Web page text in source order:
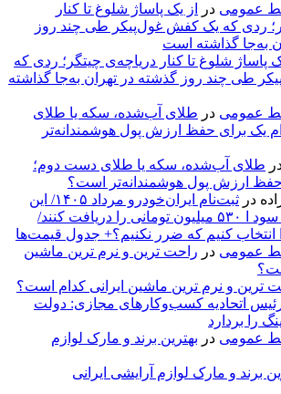
عمومی در
از یک پاساژ شلوغ تا کنار
ردی که یک کفش غول‌پیکر طی چند روز
به‌جا گذاشته است
پاساژ شلوغ تا کنار دریاچه‌ی چیتگر؛ ردی که
طی چند روز گذشته در تهران به‌جا گذاشته
عمومی در طلای آب‌شده، سکه یا طلای
یک برای حفظ ارزش پول هوشمندانه‌تر
طلای آب‌شده، سکه یا طلای دست دوم؛
حفظ ارزش پول هوشمندانه‌تر است؟
در
ثبت‌نام ایران‌خودرو مرداد ۱۴۰۵/ این
افراد می‌توانند سود ا ۵۳۰ میلیون تومانی را دریافت کنند/
انتخاب کنیم که ضرر نکنیم؟+ جدول قیمت‌ها
عمومی در راحت ترین و نرم ترین ماشین
ترین و نرم ترین ماشین ایرانی کدام است؟
ٰرئیس اتحادیه کسب‌وکارهای مجازی: دولت
را بردارد
عمومی در بهترین برند و مارک لوازم
برند و مارک لوازم آرایشی ایرانی